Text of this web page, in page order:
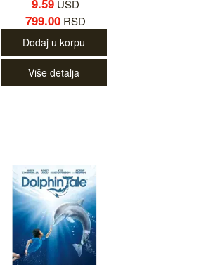
9.59 USD
799.00 RSD
Dodaj u korpu
Više detalja